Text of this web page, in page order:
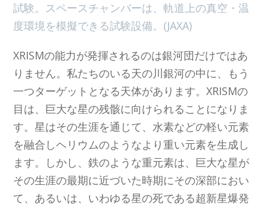
試験。スペースチャンバーは、軌道上の真空・温
度環境を模擬できる試験設備。(JAXA)
XRISMの能力が発揮されるのは銀河団だけではあ
りません。私たちのいる天の川銀河の中に、もう
一つターゲットとなる天体があります。XRISMの
目は、巨大な星の残骸に向けられることになりま
す。星はその生涯を通じて、水素などの軽い元素
を融合しヘリウムのようなより重い元素を生成し
ます。しかし、鉄のような重元素は、巨大な星が
その生涯の最期に近づいた時期にその深部におい
て、あるいは、いわゆる星の死である超新星爆発